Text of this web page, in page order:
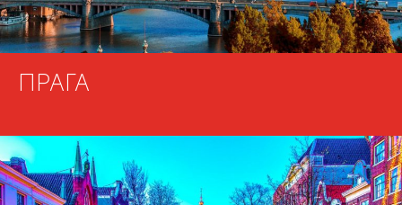
ПРАГА